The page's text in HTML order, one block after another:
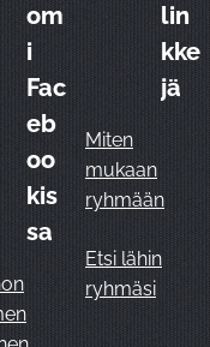
om
i
Fac
eb
oo
kis
sa
lin
kke
jä
Miten
mukaan
ryhmään
Etsi lähin
ryhmäsi